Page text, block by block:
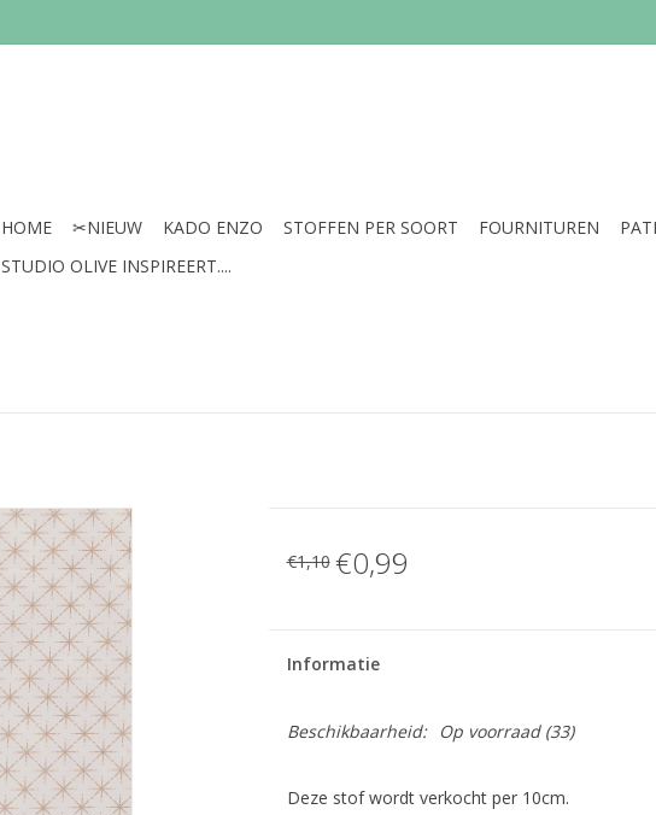
HOME ✂︎NIEUW KADO ENZO STOFFEN PER SOORT FOURNITUREN
STUDIO OLIVE INSPIREERT....
€1,10 €0,99
Informatie
Beschikbaarheid: Op voorraad(33)
Deze stof wordt verkocht per 10cm.